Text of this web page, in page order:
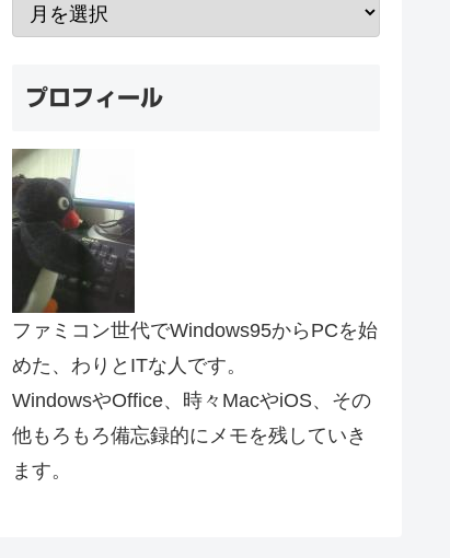
プロフィール
ファミコン世代でWindows95からPCを始
めた、わりとITな人です。
WindowsやOffice、時々MacやiOS、その
他もろもろ備忘録的にメモを残していき
ます。